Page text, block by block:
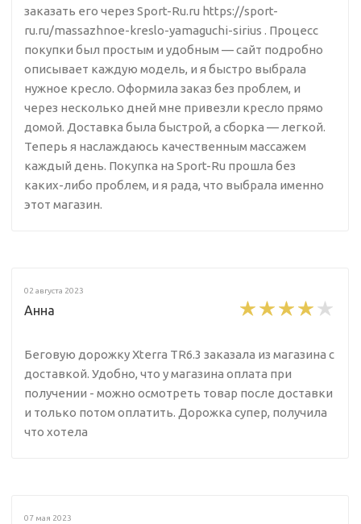
заказать его через Sport-Ru.ru https://sport-
ru.ru/massazhnoe-kreslo-yamaguchi-sirius . Процесс
покупки был простым и удобным — сайт подробно
описывает каждую модель, и я быстро выбрала
нужное кресло. Оформила заказ без проблем, и
через несколько дней мне привезли кресло прямо
домой. Доставка была быстрой, а сборка — легкой.
Теперь я наслаждаюсь качественным массажем
каждый день. Покупка на Sport-Ru прошла без
каких-либо проблем, и я рада, что выбрала именно
этот магазин.
02 августа 2023
Анна
Беговую дорожку Xterra TR6.3 заказала из магазина с
доставкой. Удобно, что у магазина оплата при
получении - можно осмотреть товар после доставки
и только потом оплатить. Дорожка супер, получила
что хотела
07 мая 2023